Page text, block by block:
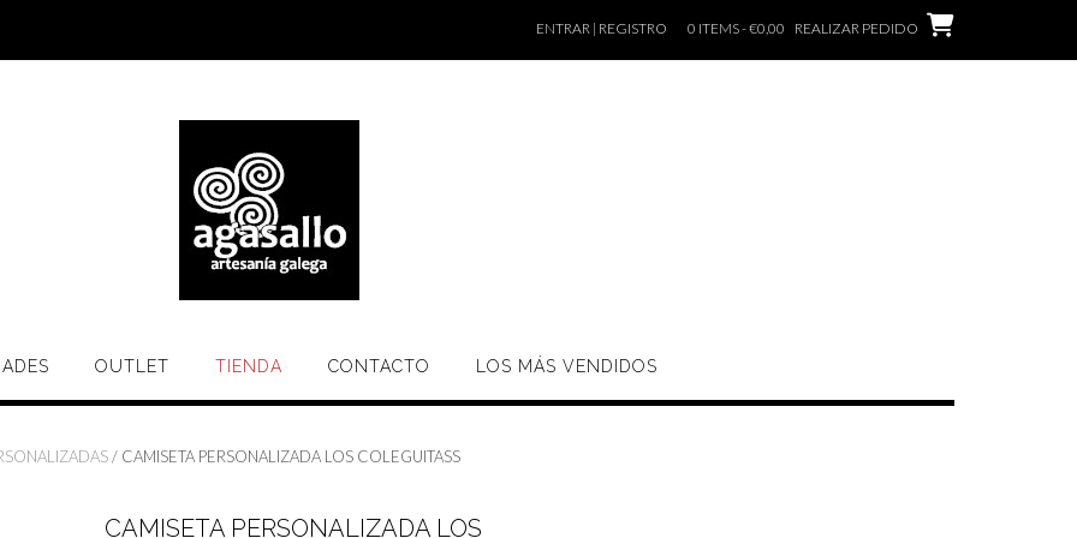
ENTRAR | REGISTRO 0 ITEMS - €0,00 REALIZAR PEDIDO
OUTLET TIENDA CONTACTO LOS MÁS VENDIDOS
/ CAMISETA PERSONALIZADA LOS COLEGUITASS
CAMISETA PERSONALIZADA LOS